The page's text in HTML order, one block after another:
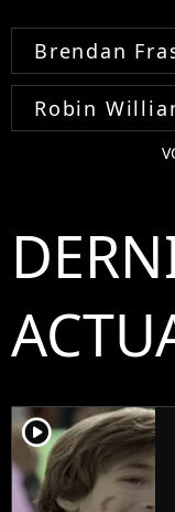
Brendan
Robin
player2